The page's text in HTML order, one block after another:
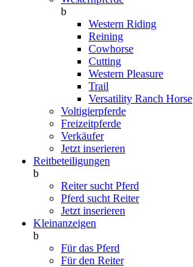
b
Western Riding
Reining
Cowhorse
Cutting
Western Pleasure
Trail
Versatility Ranch Horse
Voltigierpferde
Freizeitpferde
Verkäufer
Jetzt inserieren
Reitbeteiligungen
b
Reiter sucht Pferd
Pferd sucht Reiter
Jetzt inserieren
Kleinanzeigen
b
Für das Pferd
Für den Reiter